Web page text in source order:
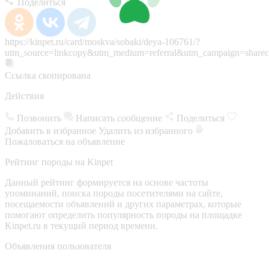
https://kinpet.ru/card/moskva/sobaki/deya-106761/?
Ссылка скопирована
Действия
Позвонить Написать сообщение
Поделиться
Добавить в избранное Удалить из избранного
Пожаловаться на объявление
Рейтинг породы на Kinpet
Данный рейтинг формируется на основе частоты
упоминаний, поиска породы посетителями на сайте,
посещаемости объявлений и других параметрах, которые
помогают определить популярность породы на площадке
Kinpet.ru в текущий период времени.
Объявления пользователя